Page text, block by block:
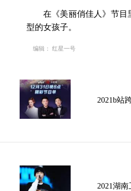
在《美丽俏佳人》节目里
型的女孩子。
编辑： 红星一号
2021b站
2021湖